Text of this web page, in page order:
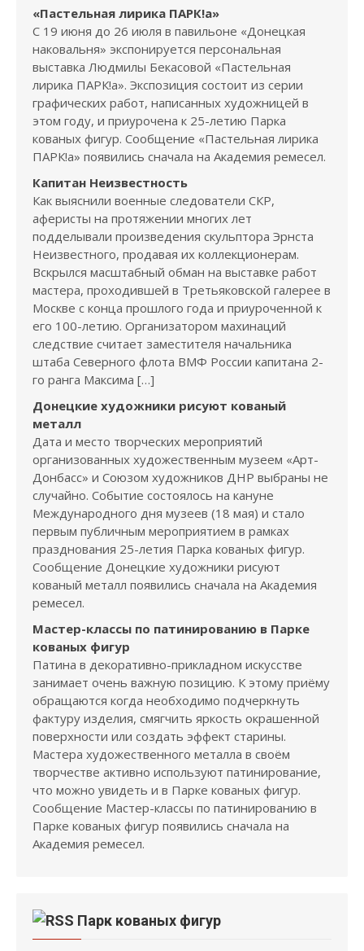
«Пастельная лирика ПАРК!а»
С 19 июня до 26 июля в павильоне «Донецкая
наковальня» экспонируется персональная
выставка Людмилы Бекасовой «Пастельная
лирика ПАРК!а». Экспозиция состоит из серии
графических работ, написанных художницей в
этом году, и приурочена к 25-летию Парка
кованых фигур. Сообщение «Пастельная лирика
ПАРК!а» появились сначала на Академия ремесел.
Капитан Неизвестность
Как выяснили военные следователи СКР,
аферисты на протяжении многих лет
подделывали произведения скульптора Эрнста
Неизвестного, продавая их коллекционерам.
Вскрылся масштабный обман на выставке работ
мастера, проходившей в Третьяковской галерее в
Москве с конца прошлого года и приуроченной к
его 100-летию. Организатором махинаций
следствие считает заместителя начальника
штаба Северного флота ВМФ России капитана 2-
го ранга Максима […]
Донецкие художники рисуют кованый
металл
Дата и место творческих мероприятий
организованных художественным музеем «Арт-
Донбасс» и Союзом художников ДНР выбраны не
случайно. Событие состоялось на кануне
Международного дня музеев (18 мая) и стало
первым публичным мероприятием в рамках
празднования 25-летия Парка кованых фигур.
Сообщение Донецкие художники рисуют
кованый металл появились сначала на Академия
ремесел.
Мастер-классы по патинированию в Парке
кованых фигур
Патина в декоративно-прикладном искусстве
занимает очень важную позицию. К этому приёму
обращаются когда необходимо подчеркнуть
фактуру изделия, смягчить яркость окрашенной
поверхности или создать эффект старины.
Мастера художественного металла в своём
творчестве активно используют патинирование,
что можно увидеть и в Парке кованых фигур.
Сообщение Мастер-классы по патинированию в
Парке кованых фигур появились сначала на
Академия ремесел.
Парк кованых фигур